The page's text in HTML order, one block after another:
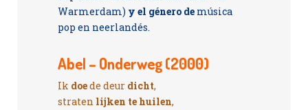
Warmerdam) y el género de música
pop en neerlandés.
Abel – Onderweg (2000)
Ik doede deur dicht,
straten lijken te huilen,